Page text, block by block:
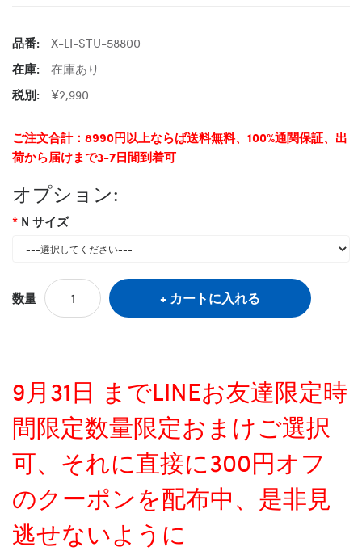
品番:
X-LI-STU-58800
在庫:
在庫あり
税別:
¥2,990
ご注文合計：8990円以上ならば送料無料、100%通関保証、出
荷から届けまで3-7日間到着可
オプション:
N サイズ
数量 カートに入れる
9月31日 までLINEお友達限定時
間限定数量限定おまけご選択
可、それに直接に300円オフ
のクーポンを配布中、是非見
逃せないように